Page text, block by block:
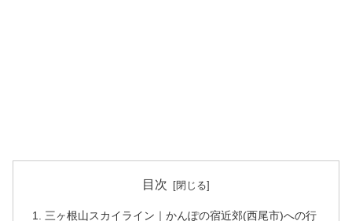
目次
三ヶ根山スカイライン｜かんぽの宿近郊(西尾市)への行